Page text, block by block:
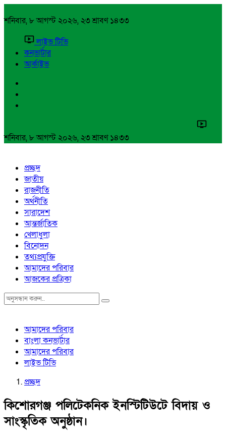
শনিবার, ৮ আগস্ট ২০২৬, ২৩ শ্রাবণ ১৪৩৩
লাইভ টিভি
কনভার্টার
আর্কাইভ
শনিবার, ৮ আগস্ট ২০২৬, ২৩ শ্রাবণ ১৪৩৩
প্রচ্ছদ
জাতীয়
রাজনীতি
অর্থনীতি
সারাদেশ
আন্তর্জাতিক
খেলাধুলা
বিনোদন
তথ্যপ্রযুক্তি
আমাদের পরিবার
আজকের প্রত্রিকা
আমাদের পরিবার
বাংলা কনভার্টার
আমাদের পরিবার
লাইভ টিভি
প্রচ্ছদ
কিশোরগঞ্জ পলিটেকনিক ইনস্টিটিউটে বিদায় ও
সাংস্কৃতিক অনুষ্ঠান।